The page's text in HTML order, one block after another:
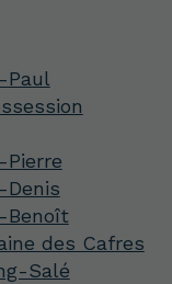
Paul
Benoît
des Cafres
Salé